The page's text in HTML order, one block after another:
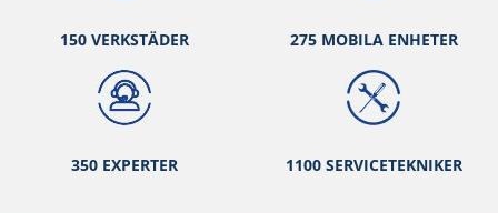
150 VERKSTÄDER 275 MOBILA ENHETER
350 EXPERTER 1100 SERVICETEKNIKER